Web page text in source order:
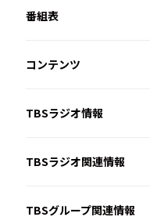
番組表
コンテンツ
TBSラジオ情報
TBSラジオ関連情報
TBSグループ関連情報